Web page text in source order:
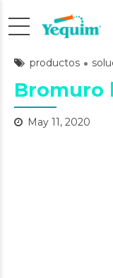
productos
Bromuro
May 11, 2020